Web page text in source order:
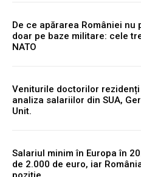
De ce apărarea României
doar pe baze militare: cele
NATO
Veniturile doctorilor
analiza salariilor din SUA,
Unit.
Salariul minim în Europa în
de 2.000 de euro, iar